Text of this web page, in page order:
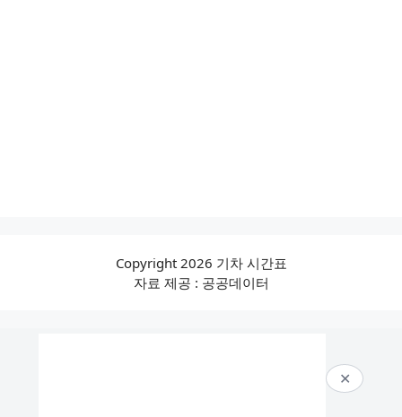
Copyright 2026 기차 시간표
자료 제공 : 공공데이터
✕